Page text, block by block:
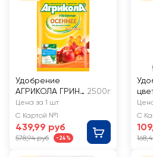
Удобрение
АГРИКОЛА ГРИН
БЭЛТ осеннее
2500г
Цена за 1 шт
С Картой №1
439,99 руб
578,94 руб -24%
С